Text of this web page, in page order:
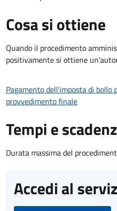
Cosa si ottiene
Quando il procedimento
positivamente si ottiene
Pagamento dell'imposta di bollo
provvedimento finale
Tempi e
Durata massima del
Accedi al